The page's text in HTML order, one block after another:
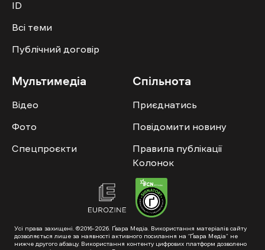
ID
Всі теми
Публічний договір
Мультимедіа
Відео
Фото
Спецпроєкти
Спільнота
Приєднатись
Повідомити новину
Правила публікації
Колонок
Усі права захищені. ©2016-2026. Ґвара Медіа. Використання матеріалів сайту
дозволяється лише за наявності активного посилання на “Ґвара Медіа” не
нижче другого абзацу. Використання контенту цифрових платформ дозволено